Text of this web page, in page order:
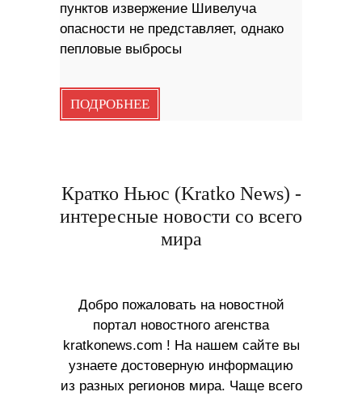
пунктов извержение Шивелуча
опасности не представляет, однако
пепловые выбросы
ПОДРОБНЕЕ
Кратко Ньюс (Kratko News) -
интересные новости со всего
мира
Добро пожаловать на новостной
портал новостного агенства
kratkonews.com ! На нашем сайте вы
узнаете достоверную информацию
из разных регионов мира. Чаще всего